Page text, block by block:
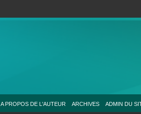
A PROPOS DE L'AUTEUR ARCHIVES ADMIN DU